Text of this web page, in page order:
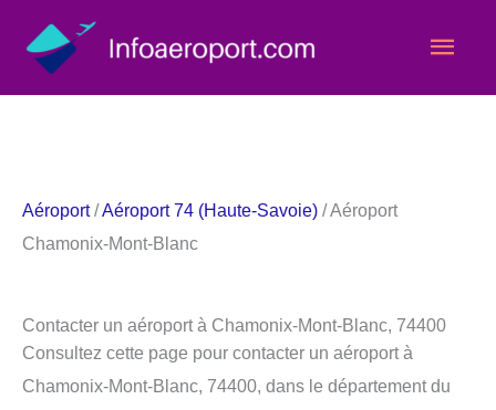
Aéroport/Aéroport 74 (Haute-Savoie) / Aéroport
Chamonix-Mont-Blanc
Contacter un aéroport à Chamonix-Mont-Blanc, 74400
Consultez cette page pour contacter un aéroport à
Chamonix-Mont-Blanc, 74400, dans le département du